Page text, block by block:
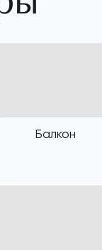
Балкон